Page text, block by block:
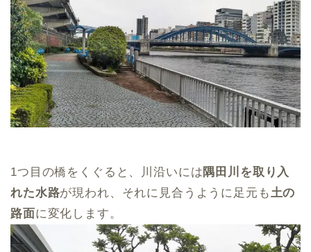
1つ目の橋をくぐると、川沿いには隅田川を取り入
れた水路が現われ、それに見合うように足元も土の
路面に変化します。